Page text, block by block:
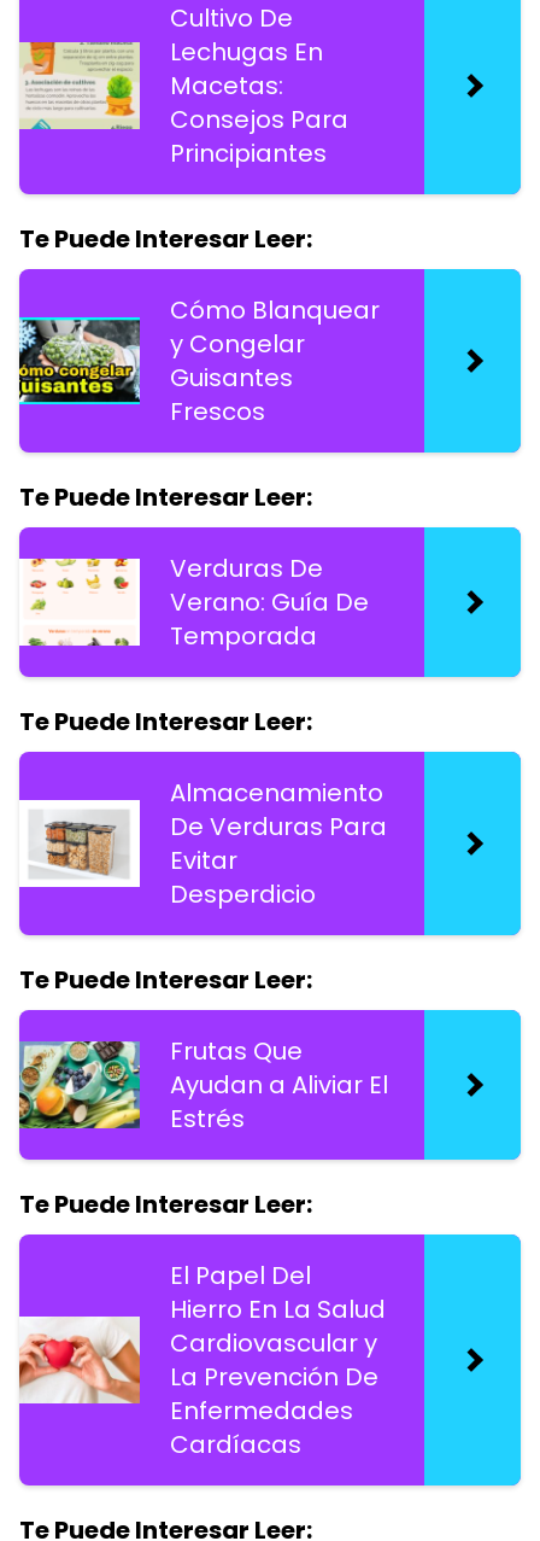
Cultivo De
Lechugas En
Macetas:
Consejos Para
Principiantes
Te Puede Interesar Leer:
Cómo Blanquear
y Congelar
Guisantes
Frescos
Te Puede Interesar Leer:
Verduras De
Verano: Guía De
Temporada
Te Puede Interesar Leer:
Almacenamiento
De Verduras Para
Evitar
Desperdicio
Te Puede Interesar Leer:
Frutas Que
Ayudan a Aliviar El
Estrés
Te Puede Interesar Leer:
El Papel Del
Hierro En La Salud
Cardiovascular y
La Prevención De
Enfermedades
Cardíacas
Te Puede Interesar Leer: